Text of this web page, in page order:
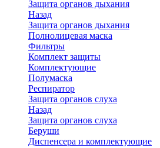
Защита органов дыхания
Назад
Защита органов дыхания
Полнолицевая маска
Фильтры
Комплект защиты
Комплектующие
Полумаска
Респиратор
Защита органов слуха
Назад
Защита органов слуха
Беруши
Диспенсера и комплектующие